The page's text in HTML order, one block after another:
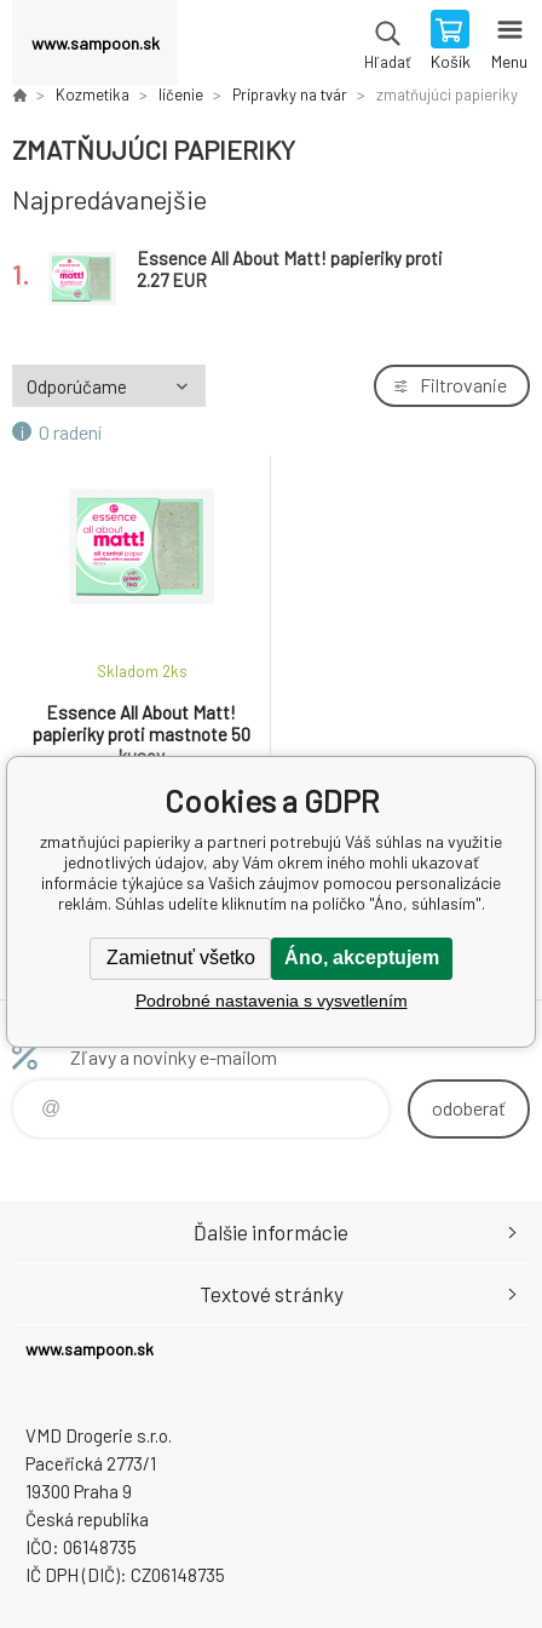
www.sampoon.sk
Hľadať Košík Menu
Kozmetika líčenie Prípravky na tvár zmatňujúci papieriky
ZMATŇUJÚCI PAPIERIKY
Najpredávanejšie
1.
Essence All About Matt! papieriky proti
mastnote 50 kusov
2.27 EUR
O radení
Filtrovanie
Essence All About Matt!
papieriky proti mastnote 50
kusov
Skladom 2ks
2.27 EUR
Oil Control Paper je zázrak
zelenej krásy a žiari v novom
doma alebo na cestách, alebo
na prvom rande. Priamy matný
výsledok So zeleným čajom
Zľavy a novinky e-mailom
odoberať
www.sampoon.sk
VMD Drogerie s.r.o.
Paceřická 2773/1
19300 Praha 9
Česká republika
IČO: 06148735
IČ DPH (DIČ): CZ06148735
Ďalšie informácie
Textové stránky
Cookies a GDPR
zmatňujúci papieriky a partneri potrebujú Váš súhlas na využitie
jednotlivých údajov, aby Vám okrem iného mohli ukazovať
informácie týkajúce sa Vašich záujmov pomocou personalizácie
reklám. Súhlas udelíte kliknutím na políčko "Áno, súhlasím".
Zamietnuť všetko Áno, akceptujem
Podrobné nastavenia s vysvetlením